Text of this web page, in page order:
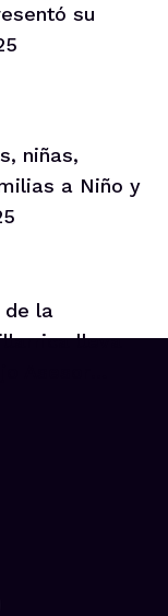
su
niñas,
a Niño y
de la
lleva